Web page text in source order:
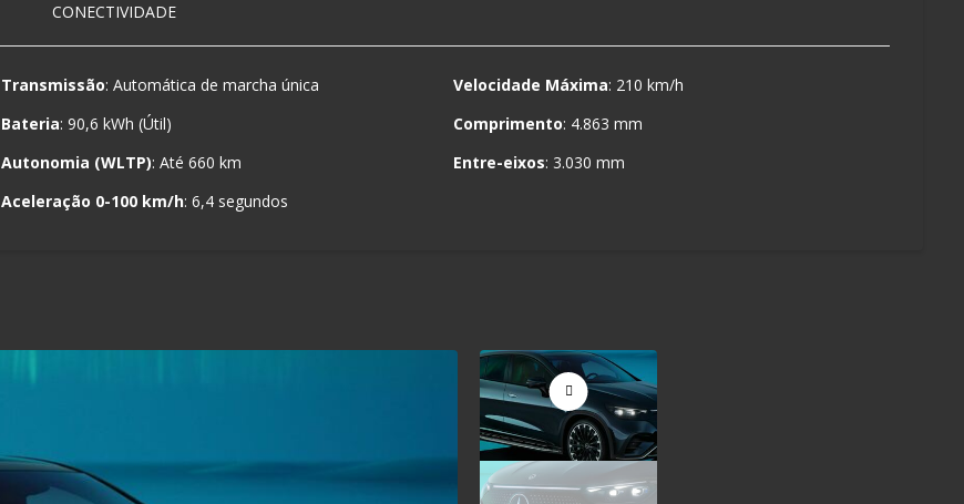
CONECTIVIDADE
Transmissão : Automática de marcha única
Bateria : 90,6 kWh (Útil)
Autonomia (WLTP) : Até 660 km
Aceleração 0-100 km/h : 6,4 segundos
Velocidade Máxima : 210 km/h
Comprimento : 4.863 mm
Entre-eixos : 3.030 mm